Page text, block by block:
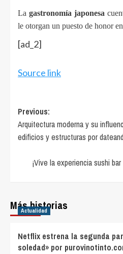
La gastronomía japonesa
le otorgan un puesto de honor
[ad_2]
Source link
Post
navigation
Previous:
Arquitectura moderna y su
edificios y estructuras por
¡Vive la experiencia sushi
Más historias
Actualidad
Netflix estrena la segunda
soledad» por